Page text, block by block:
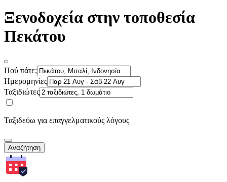
Ξενοδοχεία στην τοποθεσία
Πεκάτου
Πού πάτε;
Ημερομηνίες
Ταξιδιώτες
Ταξιδεύω για επαγγελματικούς λόγους
Αναζήτηση